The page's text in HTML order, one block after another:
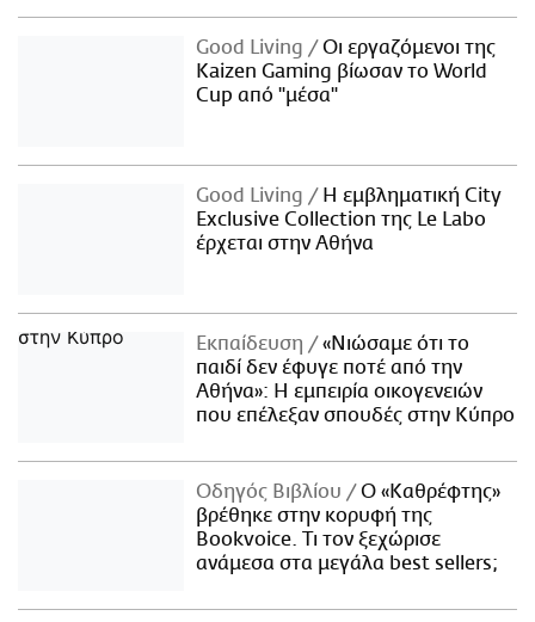
Good Living
Οι εργαζόμενοι της
Kaizen Gaming βίωσαν το World
Cup από "μέσα"
Good Living
Η εμβληματική City
Exclusive Collection της Le Labo
έρχεται στην Αθήνα
Εκπαίδευση
«Νιώσαμε ότι το
παιδί δεν έφυγε ποτέ από την
Αθήνα»: Η εμπειρία οικογενειών
που επέλεξαν σπουδές στην Κύπρο
Οδηγός Βιβλίου
Ο «Καθρέφτης»
βρέθηκε στην κορυφή της
Bookvoice. Τι τον ξεχώρισε
ανάμεσα στα μεγάλα best sellers;